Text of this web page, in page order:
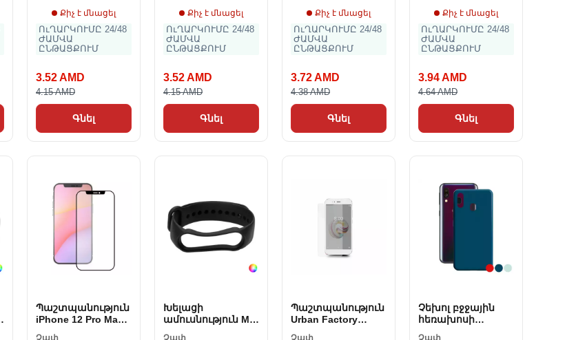
Քիչ է մնացել
ՈւՂԱՐԿՈՒՄԸ 24/48
ԺԱՄՎԱ
ԸՆԹԱՑՔՈՒՄ
3.52 AMD
4.15 AMD
Գնել
Քիչ է մնացել
ՈւՂԱՐԿՈՒՄԸ 24/48
ԺԱՄՎԱ
ԸՆԹԱՑՔՈՒՄ
3.52 AMD
4.15 AMD
Գնել
Քիչ է մնացել
ՈւՂԱՐԿՈՒՄԸ 24/48
ԺԱՄՎԱ
ԸՆԹԱՑՔՈՒՄ
3.72 AMD
4.38 AMD
Գնել
Քիչ է մնացել
ՈւՂԱՐԿՈՒՄԸ 24/48
ԺԱՄՎԱ
ԸՆԹԱՑՔՈՒՄ
3.94 AMD
4.64 AMD
Գնել
Պաշտպանություն
iPhone 12 Pro Max
Չափ
Խելացի
ամուսնություն Mi
Չափ
Պաշտպանություն
Urban Factory
Չափ
Չեխոլ բջջային
հեռախոսի
Չափ